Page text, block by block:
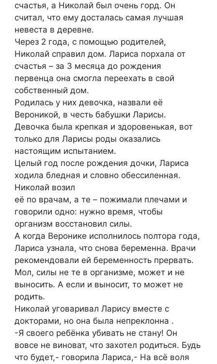
счастья, а Николай был очень горд. Он
считал, что ему досталась самая лучшая
невеста в деревне.
Через 2 года, с помощью родителей,
Николай справил дом. Лариса порхала от
счастья – за 3 месяца до рождения
первенца она смогла переехать в свой
собственный дом.
Родилась у них девочка, назвали её
Вероникой, в честь бабушки Ларисы.
Девочка была крепкая и здоровенькая, вот
только для Ларисы роды оказались
настоящим испытанием.
Целый год после рождения дочки, Лариса
ходила бледная и словно обессиленная.
Николай возил
её по врачам, а те – пожимали плечами и
говорили одно: нужно время, чтобы
организм восстановил силы.
А когда Веронике исполнилось полтора года,
Лариса узнала, что снова беременна. Врачи
рекомендовали ей беременность прервать.
Мол, силы не те в организме, может и не
выносить. А если и выносит, то может не
родить.
Николай уговаривал Ларису вместе с
докторами, но она была непреклонна .
-Я своего ребёнка убивать не стану! Он
вовсе не виноват, что захотел родиться. Будь
что будет,- говорила Лариса,- На всё воля